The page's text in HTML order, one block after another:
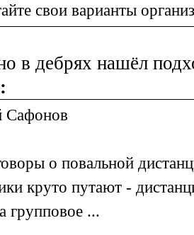
свои варианты
в дебрях нашёл
Сафонов
о повальной
круто путают -
групповое ...